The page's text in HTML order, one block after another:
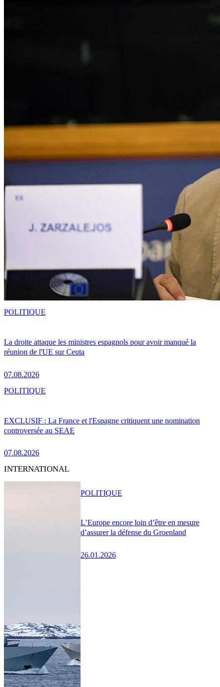
La droite attaque les ministres espagnols pour avoir manqué la
réunion de l'UE sur Ceuta
07.08.2026
POLITIQUE
EXCLUSIF : La France et l'Espagne critiquent une nomination
controversée au SEAE
07.08.2026
POLITIQUE
INTERNATIONAL
L’Europe encore loin d’être en mesure
d’assurer la défense du Groenland
26.01.2026
POLITIQUE